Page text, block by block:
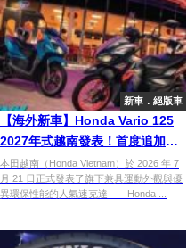
新車．絕版車
【海外新車】Honda Vario 125
2027年式越南發表！首度追加裸
把「Street」版本，配備 Type-C
與 Smart Key 升級登場
本田越南（Honda Vietnam）於 2026 年 7
月 21 日正式發表了旗下兼具運動外觀與優
異環保性能的人氣速克達——Honda ...